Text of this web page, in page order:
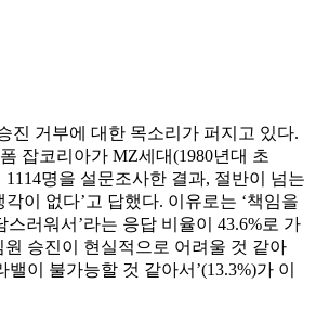
진 거부에 대한 목소리가 퍼지고 있다.
잡코리아가 MZ세대(1980년대 초
1114명을 설문조사한 결과, 절반이 넘는
각이 없다’고 답했다. 이유로는 ‘책임을
러워서’라는 응답 비율이 43.6%로 가
원 승진이 현실적으로 어려울 것 같아
밸이 불가능할 것 같아서’(13.3%)가 이